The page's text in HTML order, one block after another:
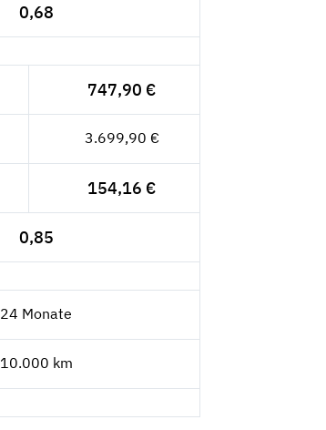
0,68
747,90 €
3.699,90 €
154,16 €
0,85
24 Monate
10.000 km